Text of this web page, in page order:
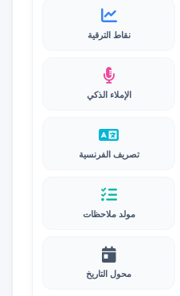
نقاط الترقية
الإملاء الذكي
تصريف الفرنسية
مولد ملاحظات
محول التاريخ